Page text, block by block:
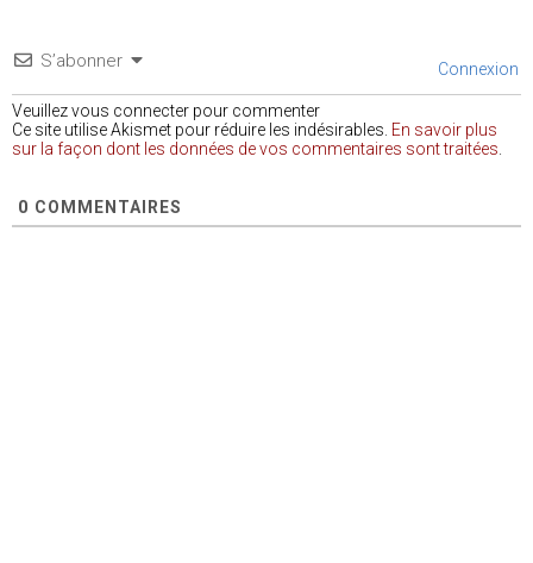
S’abonner Connexion
Veuillez vous connecter pour commenter
Ce site utilise Akismet pour réduire les indésirables. En savoir plus
sur la façon dont les données de vos commentaires sont traitées
0 COMMENTAIRES